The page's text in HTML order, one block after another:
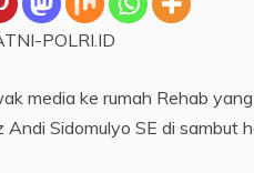
POLRI.ID
media ke rumah Rehab
Sidomulyo SE di sambut